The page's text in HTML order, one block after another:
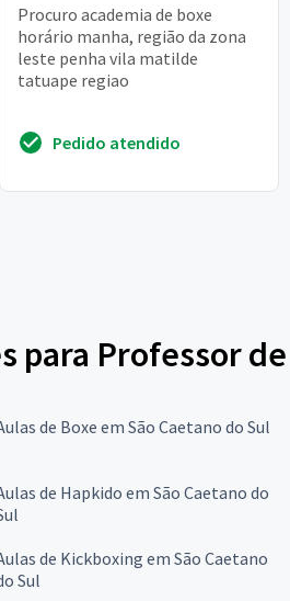
Procuro academia de boxe
horário manha, região da zona
leste penha vila matilde
tatuape regiao
Pedido atendido
para Professor
de Boxe em São Caetano do Sul
de Hapkido em São Caetano do
de Kickboxing em São Caetano
Sul